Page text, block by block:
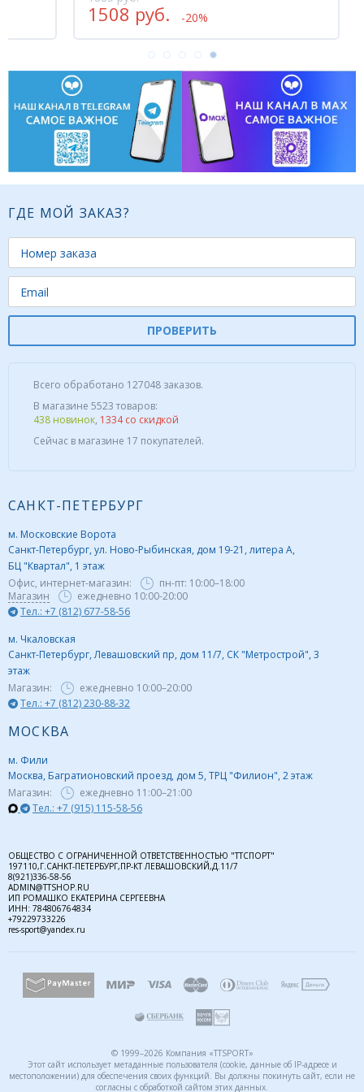
1508 руб. -20%
ГДЕ МОЙ ЗАКАЗ?
ПРОВЕРИТЬ
Всего обработано 127048 заказов.
В магазине 5523 товаров:
438 новинок, 1334 со скидкой
Сейчас в магазине 17 покупателей.
САНКТ-ПЕТЕРБУРГ
м. Московские Ворота
Санкт-Петербург, ул. Ново-Рыбинская, дом 19-21, литера А,
БЦ "Квартал", 1 этаж
Офис, интернет-магазин:
пн-пт: 10:00–18:00
Магазин
ежедневно 10:00-20:00
Тел.: +7 (812) 677-58-56
м. Чкаловская
Санкт-Петербург, Левашовский пр, дом 11/7, СК "Метрострой", 3
этаж
Магазин:
ежедневно 10:00–20:00
Тел.: +7 (812) 230-88-32
МОСКВА
м. Фили
Москва, Багратионовский проезд, дом 5, ТРЦ "Филион", 2 этаж
Магазин:
ежедневно 11:00–21:00
Тел.: +7 (915) 115-58-56
ОБЩЕСТВО С ОГРАНИЧЕННОЙ ОТВЕТСТВЕННОСТЬЮ "ТТСПОРТ"
197110,Г.САНКТ-ПЕТЕРБУРГ,ПР-КТ ЛЕВАШОВСКИЙ,Д.11/7
8(921)336-58-56
ADMIN@TTSHOP.RU
ИП РОМАШКО ЕКАТЕРИНА СЕРГЕЕВНА
ИНН: 784806764834
+79229733226
res-sport@yandex.ru
© 1999–2026 Компания «TTSPORT»
Этот сайт использует метаданные пользователя (cookie, данные об IP-адресе и
местоположении) для обеспечения своих функций. Вы должны покинуть сайт, если не
согласны с обработкой сайтом этих данных.